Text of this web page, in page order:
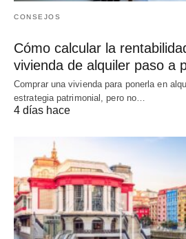
CONSEJOS
Cómo calcular la
vivienda de alquiler paso a
Comprar una vivienda para ponerla en
estrategia patrimonial, pero no…
4 días hace